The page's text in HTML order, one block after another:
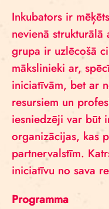
Inkubators ir
nevienā strukturālā
grupa ir uzlēcošā
mākslinieki ar,
iniciatīvām, bet ar
resursiem un
iesniedzēji var būt
organizācijas, kas
partnervalstīm.
iniciatīvu no sava
Programma